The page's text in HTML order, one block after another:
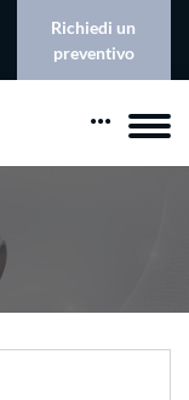
Richiedi un
preventivo